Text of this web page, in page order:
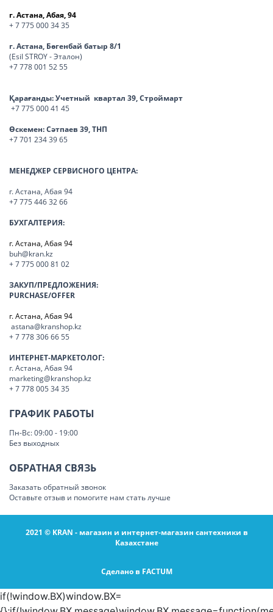
г. Астана, Абая, 94
+ 7 775 000 34 35
г. Астана, Бөгенбай батыр 8/1
(Esil STROY - Эталон)
+7 778 001 52 55
Қарағанды:Учетный квартал 39, Строймарт
+7 775 000 41 45
Өскемен:Сәтпаев 39, ТНП
+7 701 234 39 65
МЕНЕДЖЕР СЕРВИСНОГО ЦЕНТРА:
г. Астана, Абая 94
+7 775 446 32 66
БУХГАЛТЕРИЯ:
г. Астана, Абая 94
buh@kran.kz
+ 7 775 000 81 02
ЗАКУП/ПРЕДЛОЖЕНИЯ:
PURCHASE/OFFER
г. Астана, Абая 94
astana@kranshop.kz
+ 7 778 306 66 55
ИНТЕРНЕТ-МАРКЕТОЛОГ:
г. Астана, Абая 94
marketing@kranshop.kz
+ 7 778 005 34 35
ГРАФИК РАБОТЫ
Пн-Вс: 09:00 - 19:00
Без выходных
ОБРАТНАЯ СВЯЗЬ
Заказать обратный звонок
Оставьте отзыв и помогите нам стать лучше
2021 © KRAN - магазин и интернет-магазин сантехники в
Казахстане
Сделано в FACTUM
if(!window.BX)window.BX=